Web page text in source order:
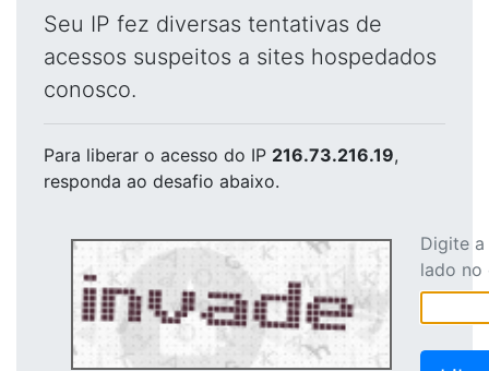
Seu IP fez diversas tentativas de
acessos suspeitos a sites hospedados
conosco.
Para liberar o acesso do IP 216.73.216.19,
responda ao desafio abaixo.
Digite
lado no